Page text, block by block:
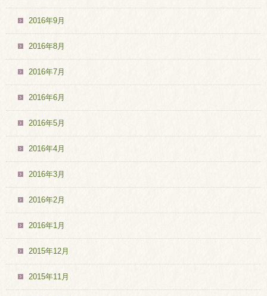
2016年9月
2016年8月
2016年7月
2016年6月
2016年5月
2016年4月
2016年3月
2016年2月
2016年1月
2015年12月
2015年11月